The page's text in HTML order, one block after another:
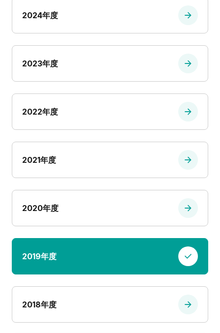
2024年度
2023年度
2022年度
2021年度
2020年度
2019年度
2018年度